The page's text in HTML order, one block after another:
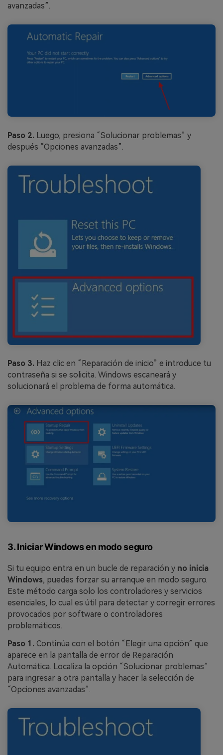
avanzadas”.
Paso 2. Luego, presiona “Solucionar problemas” y
después “Opciones avanzadas”.
Paso 3. Haz clic en “Reparación de inicio” e introduce tu
contraseña si se solicita. Windows escaneará y
solucionará el problema de forma automática.
3. Iniciar Windows en modo seguro
Si tu equipo entra en un bucle de reparación y no inicia
Windows, puedes forzar su arranque en modo seguro.
Este método carga solo los controladores y servicios
esenciales, lo cual es útil para detectar y corregir errores
provocados por software o controladores
problemáticos.
Paso 1. Continúa con el botón “Elegir una opción” que
aparece en la pantalla de error de Reparación
Automática. Localiza la opción “Solucionar problemas”
para ingresar a otra pantalla y hacer la selección de
“Opciones avanzadas”.